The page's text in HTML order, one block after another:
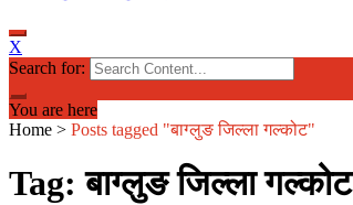
X
Search for:
You are here
Home > Posts tagged "बाग्लुङ जिल्ला गल्कोट"
Tag: बाग्लुङ जिल्ला गल्कोट